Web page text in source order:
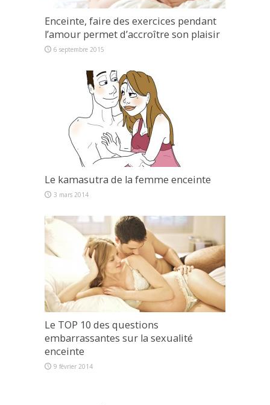
Enceinte, faire des exercices pendant
l’amour permet d’accroître son plaisir
6 septembre 2015
Le kamasutra de la femme enceinte
3 mars 2014
Le TOP 10 des questions
embarrassantes sur la sexualité
enceinte
9 février 2014